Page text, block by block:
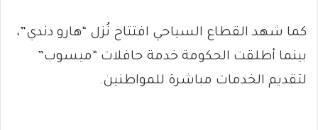
كما شهد القطاع السياحي افتتاح نُزل “هارو دندي”،
بينما أطلقت الحكومة خدمة حافلات “ميسوب”
لتقديم الخدمات مباشرة للمواطنين.